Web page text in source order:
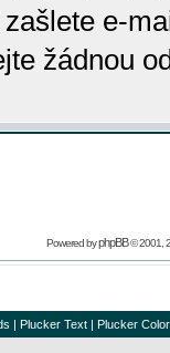
e-
žádnou
Powered byphpBB© 2001,
| Plucker Text | Plucker Color